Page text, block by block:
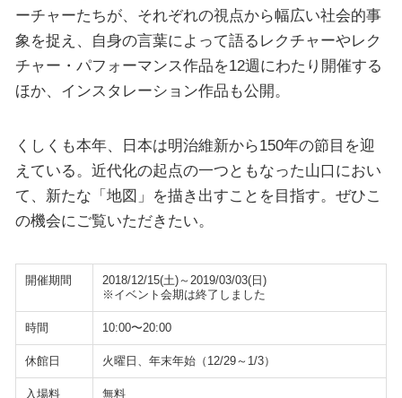
ーチャーたちが、それぞれの視点から幅広い社会的事
象を捉え、自身の言葉によって語るレクチャーやレク
チャー・パフォーマンス作品を12週にわたり開催する
ほか、インスタレーション作品も公開。
くしくも本年、日本は明治維新から150年の節目を迎
えている。近代化の起点の一つともなった山口におい
て、新たな「地図」を描き出すことを目指す。ぜひこ
の機会にご覧いただきたい。
開催期間
2018/12/15(土)～2019/03/03(日)
※イベント会期は終了しました
時間 10:00〜20:00
休館日 火曜日、年末年始（12/29～1/3）
入場料 無料